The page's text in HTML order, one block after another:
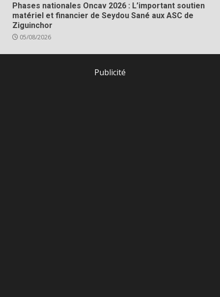
Phases nationales Oncav 2026 : L’important soutien
matériel et financier de Seydou Sané aux ASC de
Ziguinchor
05/08/2026
Publicité